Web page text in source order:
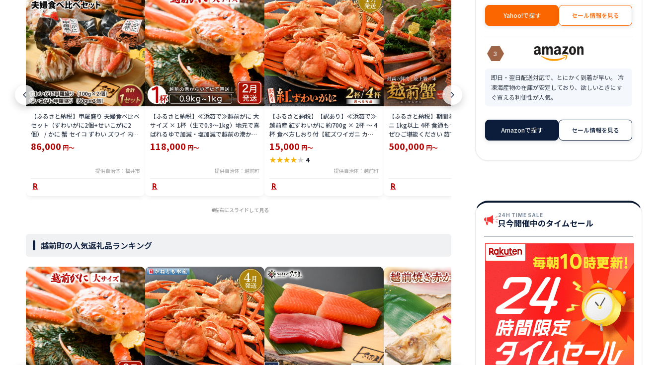
【ふるさと納税】甲羅盛り 夫婦食べ比べ
セット（ずわいがに2個+せいこがに2
個） / かに 蟹 セイコ ずわい ズワイ 内子
外子 国産 冷凍 冬 冬の味覚 珍味 グルメ
国産 送料無料 [H-065050]
86,000 円～
提供自治体：福井市
【ふるさと納税】≪浜茹で≫越前がに 大
サイズ × 1杯（生で0.9〜1kg）地元で喜
ばれるゆで加減・塩加減で越前の港から
直送！【雄 ズワイガニ ずわいがに 越前
ガニ 姿 ボイル 冷蔵 福井県】【2月発送
入ください [e23-x004_02]
118,000 円～
提供自治体：越前町
【ふるさと納税】【訳あり】≪浜茹で≫
越前産 紅ずわいがに 約700g × 2杯 〜 4
杯 食べ方しおり付【紅ズワイガニ カニ
かに 蟹 姿 ボイル 冷蔵 福井県】【4月発
送分】希望日指定不可
15,000 円～
★★★★★ 4
提供自治体：越前町
【ふるさと納税】期間限定 茹で 越前ガ
ニ 1kg以上 4杯 食通もうなる本場の味を
ぜひご堪能ください 茹でガニ ズワイガ
ニ カニ 蟹 海鮮 福井県 若狭町 お届け：
2025年11月10日～2026年3月31日（年
500,000 円～
送可 (12月25日決済完了分まで)』着日指
定可能！最短3営業日以内発送【生食
可】ますよね 商店の元祖 カット済み 生
ね 海鮮 ズワイガニ カニ 蟹 刺身 カニし
★★★★★4.19
ニ 約1.1kg以
茹でカニ 越前
海鮮 海鮮セ
届け：2025年
左右にスライドして見る
越前町の人気返礼品ランキング
Yahoo!で探す セール情報を見る
3
即日・翌日配送対応で、とにかく到着が早い。 冷
凍海産物の在庫が安定しており、欲しいときにす
ぐ買える利便性が人気。
Amazonで探す セール情報を見る
24H TIME SALE
只今開催中のタイムセール